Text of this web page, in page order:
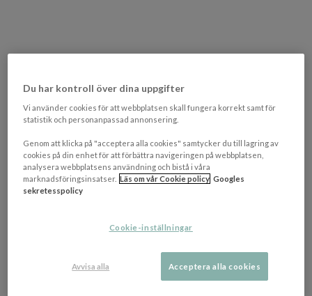
Du har kontroll över dina uppgifter
Vi använder cookies för att webbplatsen skall fungera korrekt samt för
statistik och personanpassad annonsering.
Genom att klicka på "acceptera alla cookies" samtycker du till lagring av
cookies på din enhet för att förbättra navigeringen på webbplatsen,
analysera webbplatsens användning och bistå i våra
marknadsföringsinsatser. Läs om vår Cookie policy Googles
sekretesspolicy
Cookie-inställningar
Avvisa alla Acceptera alla cookies